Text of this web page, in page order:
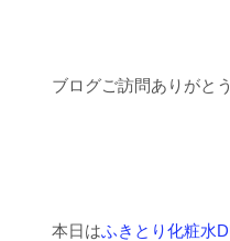
ブログご訪問ありがと
本日はふきとり化粧水